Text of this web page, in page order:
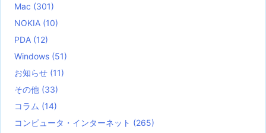
Mac (301)
NOKIA (10)
PDA (12)
Windows (51)
お知らせ (11)
その他 (33)
コラム (14)
コンピュータ・インターネット (265)